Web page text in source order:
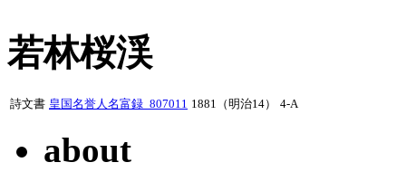
若林桜渓
詩文書 皇国名誉人名富録_807011 1881（明治14） 4-A
about